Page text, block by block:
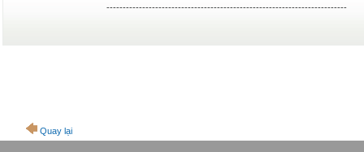
--------------------------------------------------------------------------
Quay lại